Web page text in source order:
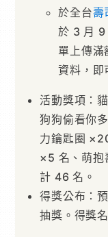
於全台壽
於 3 月 9
單上傳
資料，即
活動獎項：
狗狗偷看你
力鑰匙圈
×5 名、萌抱
計 46 名。
得獎公布：
抽獎。得獎